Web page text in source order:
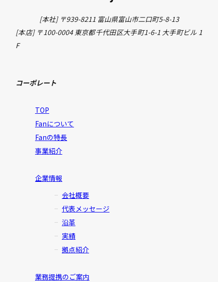
[本社] 〒939-8211 富山県富山市二口町5-8-13
[本店] 〒100-0004 東京都千代田区大手町1-6-1 大手町ビル 1
F
コーポレート
TOP
Fanについて
Fanの特長
事業紹介
企業情報
会社概要
代表メッセージ
沿革
実績
拠点紹介
業務提携のご案内